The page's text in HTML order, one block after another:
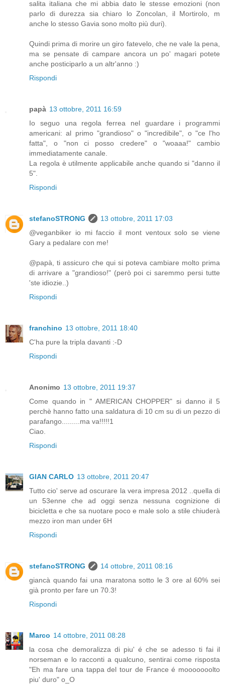
salita italiana che mi abbia dato le stesse emozioni (non
parlo di durezza sia chiaro lo Zoncolan, il Mortirolo, m
anche lo stesso Gavia sono molto più duri).
Quindi prima di morire un giro fatevelo, che ne vale la pena,
ma se pensate di campare ancora un po' magari potete
anche posticiparlo a un altr'anno :)
Rispondi
papà 13 ottobre, 2011 16:59
Io seguo una regola ferrea nel guardare i programmi
americani: al primo "grandioso" o "incredibile", o "ce l'ho
fatta", o "non ci posso credere" o "woaaa!" cambio
immediatamente canale.
La regola è utilmente applicabile anche quando si "danno il
5".
Rispondi
stefanoSTRONG
13 ottobre, 2011 17:03
@veganbiker io mi faccio il mont ventoux solo se viene
Gary a pedalare con me!
@papà, ti assicuro che qui si poteva cambiare molto prima
di arrivare a "grandioso!" (però poi ci saremmo persi tutte
'ste idiozie..)
Rispondi
franchino 13 ottobre, 2011 18:40
C'ha pure la tripla davanti :-D
Rispondi
Anonimo 13 ottobre, 2011 19:37
Come quando in " AMERICAN CHOPPER" si danno il 5
perchè hanno fatto una saldatura di 10 cm su di un pezzo di
parafango.........ma va!!!!!1
Ciao.
Rispondi
GIAN CARLO 13 ottobre, 2011 20:47
Tutto cio' serve ad oscurare la vera impresa 2012 ..quella di
un 53enne che ad oggi senza nessuna cognizione di
bicicletta e che sa nuotare poco e male solo a stile chiuderà
mezzo iron man under 6H
Rispondi
stefanoSTRONG
14 ottobre, 2011 08:16
giancà quando fai una maratona sotto le 3 ore al 60% sei
già pronto per fare un 70.3!
Rispondi
Marco 14 ottobre, 2011 08:28
la cosa che demoralizza di piu' é che se adesso ti fai il
norseman e lo racconti a qualcuno, sentirai come risposta
"Eh ma fare una tappa del tour de France é mooooooolto
piu' duro" o_O